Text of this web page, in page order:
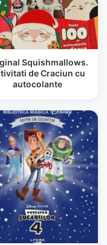
Squishmallows.
de Craciun cu
autocolante